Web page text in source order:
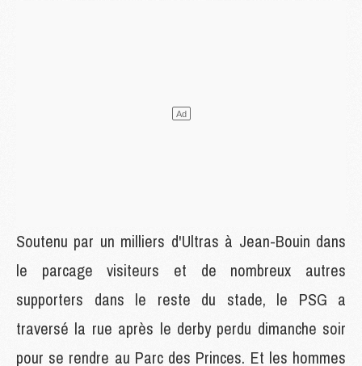
Soutenu par un milliers d'Ultras à Jean-Bouin dans
le parcage visiteurs et de nombreux autres
supporters dans le reste du stade, le PSG a
traversé la rue après le derby perdu dimanche soir
pour se rendre au Parc des Princes. Et les hommes